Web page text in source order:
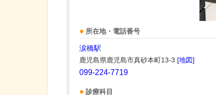
所在地・電話番号
涙橋駅
鹿児島県鹿児島市真砂本町13-3 [地図]
099-224-7719
診療科目